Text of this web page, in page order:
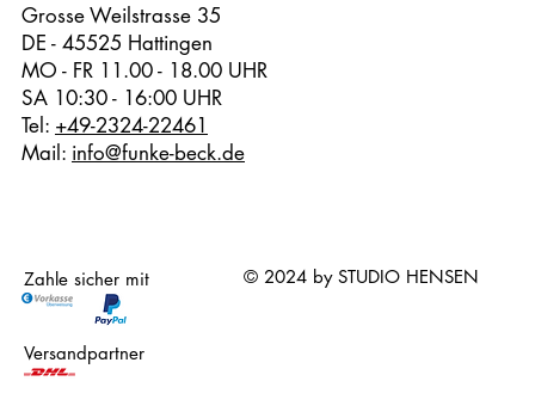
Grosse Weilstrasse 35
DE - 45525 Hattingen
MO - FR 11.00 - 18.00 UHR
SA 10:30 - 16:00 UHR
Tel: +49-2324-22461
Mail: info@funke-beck.de
Versandpartner
Zahle sicher mit © 2024 by STUDIO HENSEN